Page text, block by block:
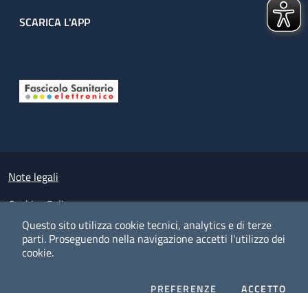
Questo sito utilizza cookie tecnici, analytics e di terze
parti. Proseguendo nella navigazione accetti l'utilizzo dei
cookie.
PREFERENZE COOKIESACCETTOI
SCARICA L'APP
Small prints
Note legali
Cookies Policy
Policy privacy e protezione del dato personale
Albo pretorio on-line